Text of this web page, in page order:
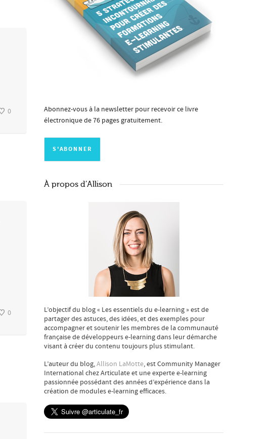
0
0
Abonnez-vous à la newsletter pour recevoir ce livre
électronique de 76 pages gratuitement.
À propos d’Allison
L’objectif du blog « Les essentiels du e-learning » est de
partager des astuces, des idées, et des exemples pour
accompagner et soutenir les membres de la communauté
française de développeurs e-learning dans leur démarche
visant à créer du contenu toujours plus stimulant.
L’auteur du blog,Allison LaMotte, est Community Manager
International chez Articulate et une experte e-learning
passionnée possédant des années d’expérience dans la
création de modules e-learning efficaces.